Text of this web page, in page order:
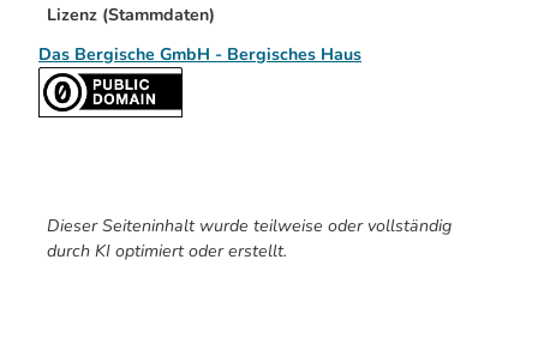
Lizenz (Stammdaten)
Das Bergische GmbH - Bergisches Haus
Dieser Seiteninhalt wurde teilweise oder vollständig
durch KI optimiert oder erstellt.